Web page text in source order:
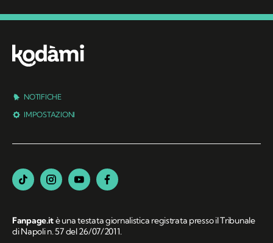
NOTIFICHE
IMPOSTAZIONI
Fanpage.itè una testata giornalistica registrata presso il Tribunale
di Napoli n. 57 del 26/07/2011.